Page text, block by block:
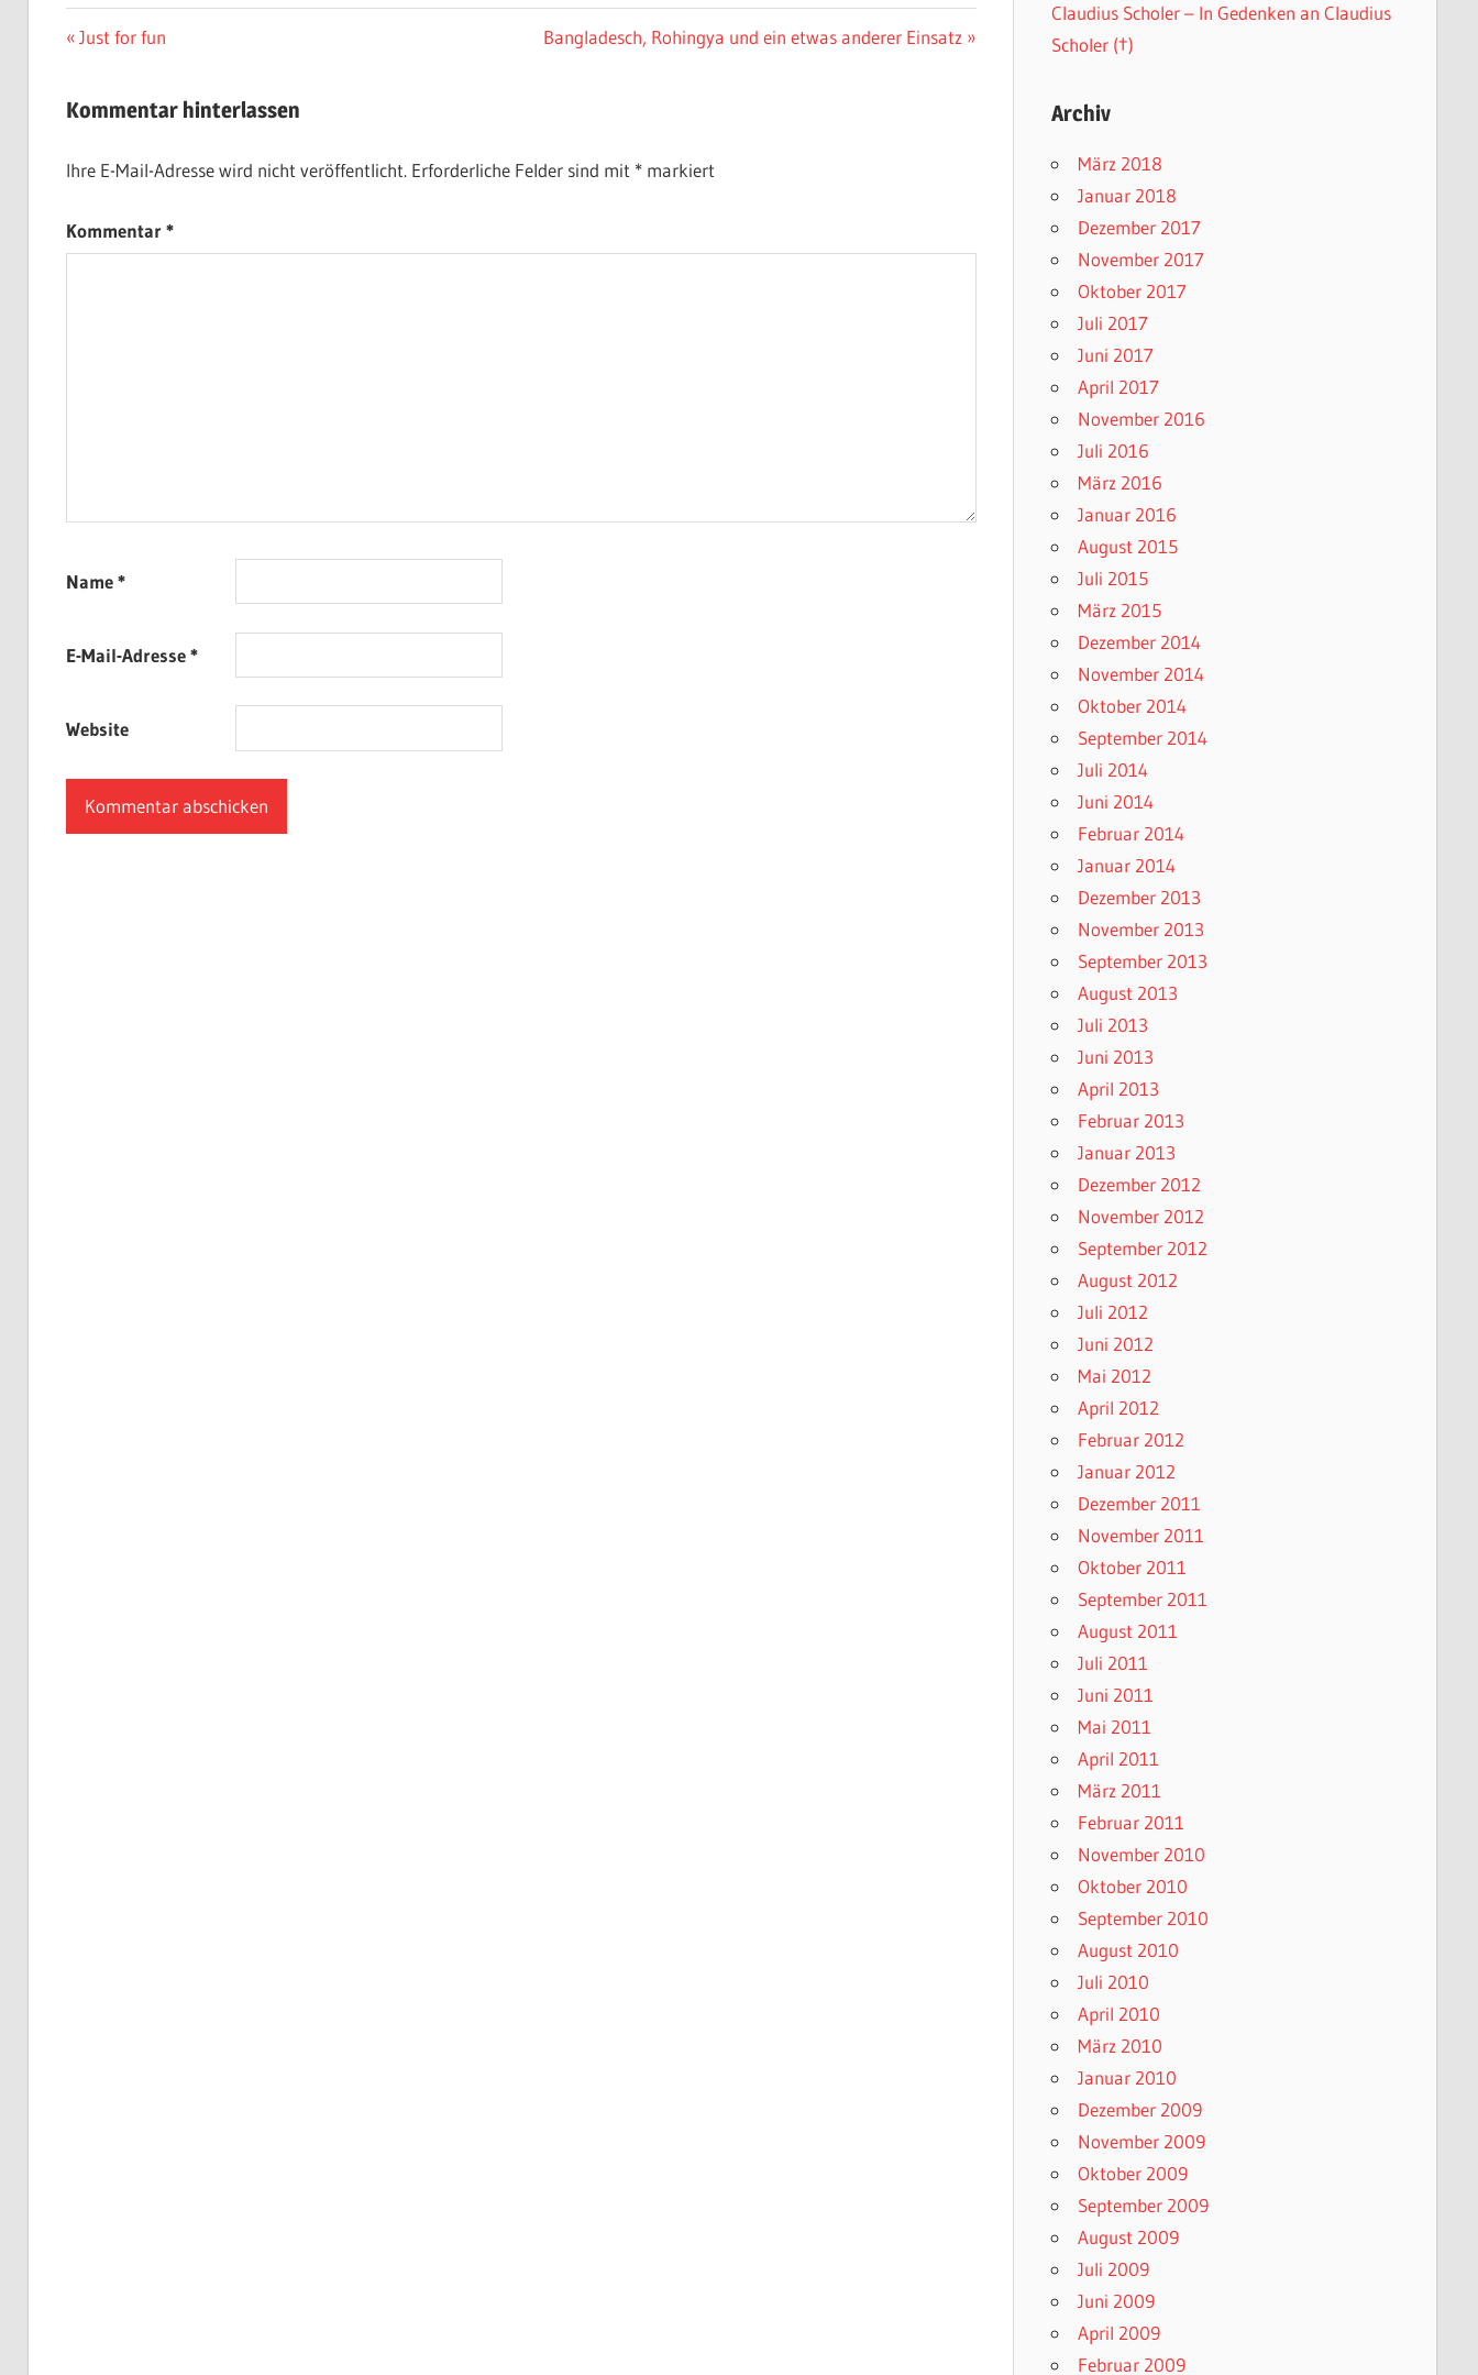
Beitragsnavigation
Vorheriger
Just for fun
Nächster
Bangladesch, Rohingya und ein etwas anderer Einsatz
Kommentar hinterlassen
Ihre E-Mail-Adresse wird nicht veröffentlicht. Erforderliche Felder sind mit *markiert
Kommentar*
Name*
E-Mail-Adresse*
Website
Claudius Scholer – In Gedenken an Claudius
Scholer (†)
Archiv
März 2018
Januar 2018
Dezember 2017
November 2017
Oktober 2017
Juli 2017
Juni 2017
April 2017
November 2016
Juli 2016
März 2016
Januar 2016
August 2015
Juli 2015
März 2015
Dezember 2014
November 2014
Oktober 2014
September 2014
Juli 2014
Juni 2014
Februar 2014
Januar 2014
Dezember 2013
November 2013
September 2013
August 2013
Juli 2013
Juni 2013
April 2013
Februar 2013
Januar 2013
Dezember 2012
November 2012
September 2012
August 2012
Juli 2012
Juni 2012
Mai 2012
April 2012
Februar 2012
Januar 2012
Dezember 2011
November 2011
Oktober 2011
September 2011
August 2011
Juli 2011
Juni 2011
Mai 2011
April 2011
März 2011
Februar 2011
November 2010
Oktober 2010
September 2010
August 2010
Juli 2010
April 2010
März 2010
Januar 2010
Dezember 2009
November 2009
Oktober 2009
September 2009
August 2009
Juli 2009
Juni 2009
April 2009
Februar 2009